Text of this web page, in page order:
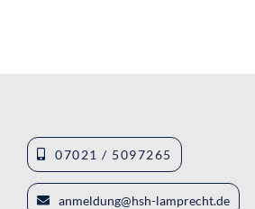
07021 / 5097265
anmeldung@hsh-lamprecht.de